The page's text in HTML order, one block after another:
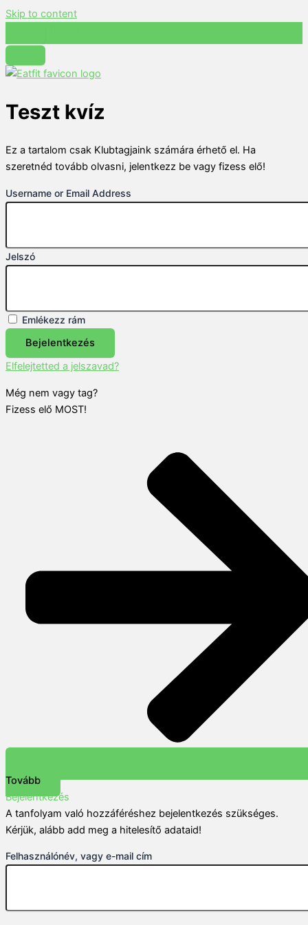
Skip to content
Teszt kvíz
Ez a tartalom csak Klubtagjaink számára érhető el. Ha
szeretnéd tovább olvasni, jelentkezz be vagy fizess elő!
Username or Email Address
Jelszó
Emlékezz rám
Bejelentkezés
Elfelejtetted a jelszavad?
Még nem vagy tag?
Fizess elő MOST!
Tovább
Bejelentkezés
A tanfolyam való hozzáféréshez bejelentkezés szükséges.
Kérjük, alább add meg a hitelesítő adataid!
Felhasználónév, vagy e-mail cím